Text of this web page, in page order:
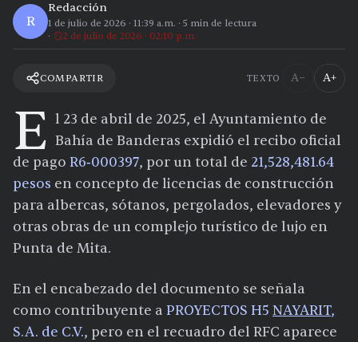
R
Redacción
1 de julio de 2026 · 11:39 a.m. · 5 min de lectura
2 de julio de 2026 · 02:10 p.m.
COMPARTIR TEXTO A− A+
E l 23 de abril de 2025, el Ayuntamiento de
Bahía de Banderas expidió el recibo oficial
de pago R6‑000397, por un total de 21,528,481.64
pesos en concepto de licencias de construcción
para albercas, sótanos, pergolados, elevadores y
otras obras de un complejo turístico de lujo en
Punta de Mita.
En el encabezado del documento se señala
como contribuyente a PROYECTOS H5 NAYARIT,
S.A. de C.V., pero en el recuadro del RFC aparece